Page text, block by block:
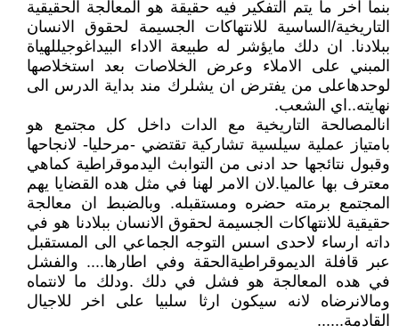
بنما اخر ما يتم التفكير فيه حقيقة هو المعالجة الحقيقية
التاريخية/الساسية للانتهاكات الجسيمة لحقوق الانسان
ببلادنا. ان دلك مايؤشر له طبيعة الاداء البيداغوجيللهياة
المبني على الاملاء وعرض الخلاصات بعد استخلاصها
لوحدهاعلى من يفترض ان يشلرك مند بداية الدرس الى
نهايته..اي الشعب.
انالمصالحة التاريخية مع الدات داخل كل مجتمع هو
بامتياز عملية سيلسية تشاركية تقتضي -مرحليا- لانجاحها
وقبول نتائجها حد ادنى من التوابث اليدموقراطية كماهي
معترف بها عالميا.لان الامر لهنا في مثل هده القضايا يهم
المجتمع برمته حضره ومستقبله. وبالضبط ان معالجة
حقيقية للانتهاكات الجسيمة لحقوق الانسان ببلادنا هو في
داته ارساء لاحدى اسس التوجه الجماعي الى المستقبل
عبر قافلة الديموقراطيةالحقة وفي اطارها.... والفشل
في هده المعالجة هو فشل في دلك .ودلك ما لانتماه
ومالانرضاه لانه سيكون ارثا سلبيا على اخر للاجيال
القادمة......